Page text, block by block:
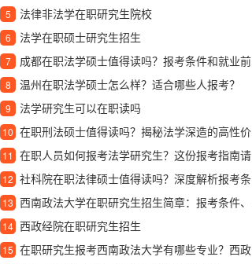
5 法律非法学在职研究生院校
6 法学在职硕士研究生招生
7 成都在职法学硕士值得读吗？报考条件和就业前景详解
8 温州在职法学硕士怎么样？适合哪些人报考？
9 法学研究生可以在职读吗
10 在职刑法硕士值得读吗？揭秘法学深造的高性价比选择
11 在职人员如何报考法学研究生？这份报考指南请收好
12 社科院在职法律硕士值得读吗？深度解析报考条件与学习价值
13 西南政法大学在职研究生招生简章：报考条件、专业方向与培养优势详解
14 西政经院在职研究生招生
15 在职研究生报考西南政法大学有哪些专业？西政学在职研究生全方位详解